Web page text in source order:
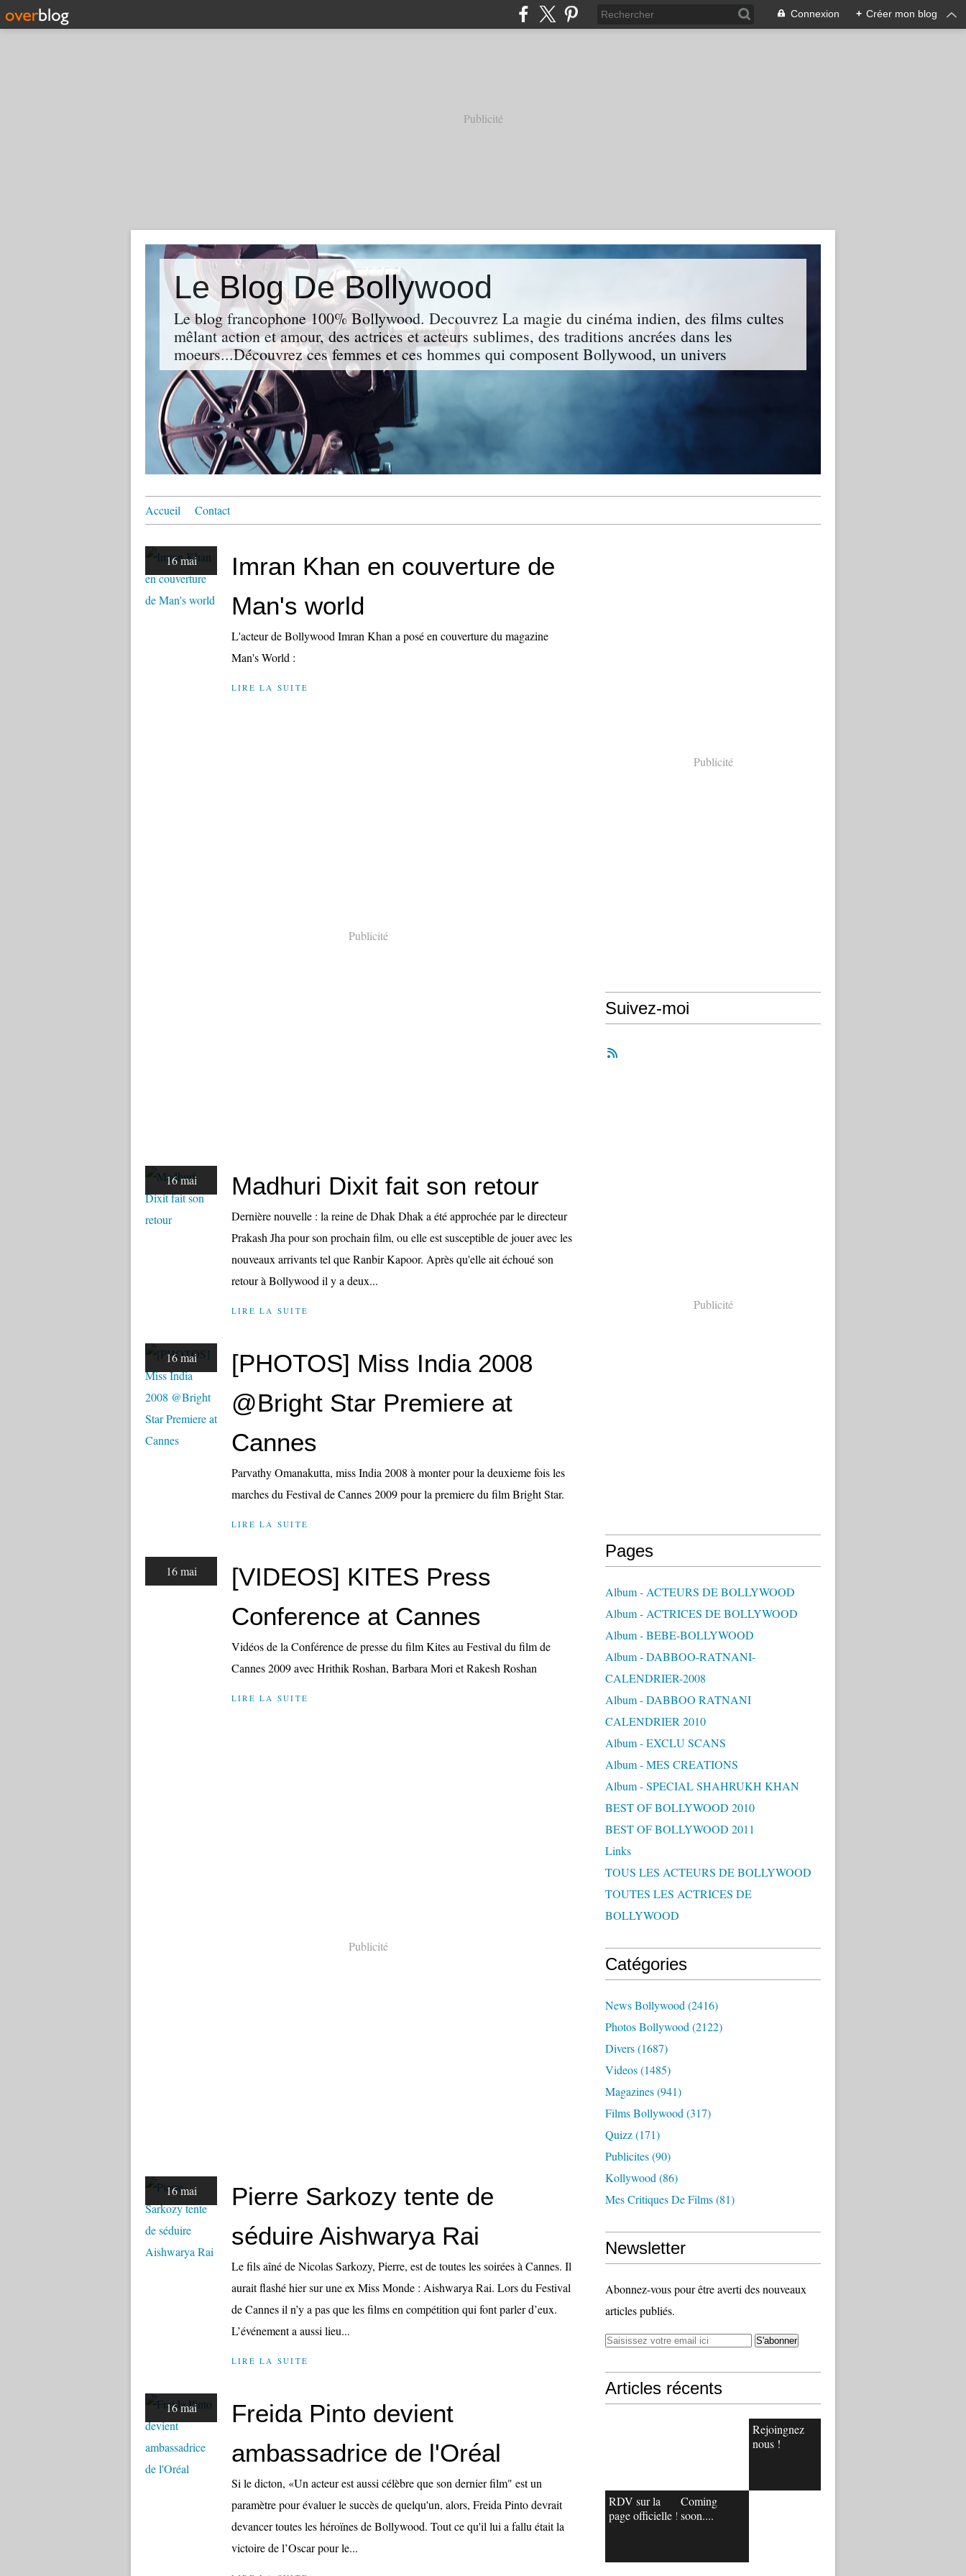
Connexion + Créer mon blog
Publicité
Le Blog De Bollywood
Le blog francophone 100% Bollywood. Decouvrez La magie du cinéma indien, des films cultes
mêlant action et amour, des actrices et acteurs sublimes, des traditions ancrées dans les
moeurs...Découvrez ces femmes et ces hommes qui composent Bollywood, un univers
Accueil Contact
16 mai
Imran Khan en couverture de
Man's world
L'acteur de Bollywood Imran Khan a posé en couverture du magazine
Man's World :
LIRE LA SUITE
Publicité
16 mai Madhuri Dixit fait son retour
Dernière nouvelle : la reine de Dhak Dhak a été approchée par le directeur
Prakash Jha pour son prochain film, ou elle est susceptible de jouer avec les
nouveaux arrivants tel que Ranbir Kapoor. Après qu'elle ait échoué son
retour à Bollywood il y a deux...
LIRE LA SUITE
16 mai
[PHOTOS] Miss India 2008
@Bright Star Premiere at
Cannes
Parvathy Omanakutta, miss India 2008 à monter pour la deuxieme fois les
marches du Festival de Cannes 2009 pour la premiere du film Bright Star.
LIRE LA SUITE
16 mai
[VIDEOS] KITES Press
Conference at Cannes
Vidéos de la Conférence de presse du film Kites au Festival du film de
Cannes 2009 avec Hrithik Roshan, Barbara Mori et Rakesh Roshan
LIRE LA SUITE
Publicité
16 mai
Pierre Sarkozy tente de
séduire Aishwarya Rai
Le fils aîné de Nicolas Sarkozy, Pierre, est de toutes les soirées à Cannes. Il
aurait flashé hier sur une ex Miss Monde : Aishwarya Rai. Lors du Festival
de Cannes il n’y a pas que les films en compétition qui font parler d’eux.
L’événement a aussi lieu...
LIRE LA SUITE
16 mai
Freida Pinto devient
ambassadrice de l'Oréal
Si le dicton, «Un acteur est aussi célèbre que son dernier film" est un
paramètre pour évaluer le succès de quelqu'un, alors, Freida Pinto devrait
devancer toutes les héroïnes de Bollywood. Tout ce qu'il lui a fallu était la
victoire de l’Oscar pour le...
Publicité
Suivez-moi
Publicité
Pages
Album - ACTEURS DE BOLLYWOOD
Album - ACTRICES DE BOLLYWOOD
Album - BEBE-BOLLYWOOD
Album - DABBOO-RATNANI-
CALENDRIER-2008
Album - DABBOO RATNANI
CALENDRIER 2010
Album - EXCLU SCANS
Album - MES CREATIONS
Album - SPECIAL SHAHRUKH KHAN
BEST OF BOLLYWOOD 2010
BEST OF BOLLYWOOD 2011
Links
TOUS LES ACTEURS DE BOLLYWOOD
TOUTES LES ACTRICES DE
BOLLYWOOD
Catégories
News Bollywood (2416)
Photos Bollywood (2122)
Divers(1687)
Videos(1485)
Magazines(941)
Films Bollywood (317)
Quizz(171)
Publicites(90)
Kollywood (86)
Mes Critiques De Films(81)
Newsletter
Abonnez-vous pour être averti des nouveaux
articles publiés.
Articles récents
Rejoingnez
nous !
RDV sur la
page officielle !
Coming
soon....